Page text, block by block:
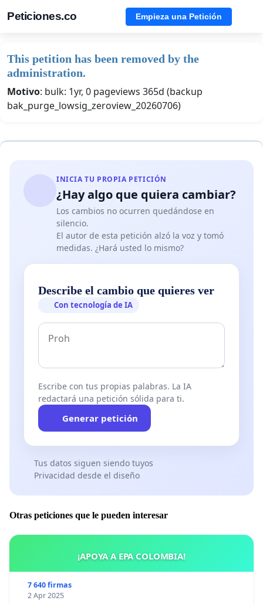
Peticiones.co Empieza una Petición
This petition has been removed by the
administration.
Motivo: bulk: 1yr, 0 pageviews 365d (backup
bak_purge_lowsig_zeroview_20260706)
INICIA TU PROPIA PETICIÓN
¿Hay algo que quiera cambiar?
Los cambios no ocurren quedándose en
silencio.
El autor de esta petición alzó la voz y tomó
medidas. ¿Hará usted lo mismo?
Describe el cambio que quieres ver
Con tecnología de IA
Escribe con tus propias palabras. La IA
redactará una petición sólida para ti.
Generar petición
Tus datos siguen siendo tuyos
Privacidad desde el diseño
Otras peticiones que le pueden interesar
¡APOYA A EPA COLOMBIA!
7 640 firmas
2 Apr 2025